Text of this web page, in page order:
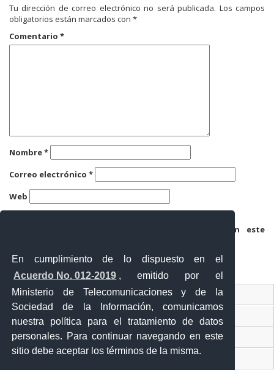
En cumplimiento de lo dispuesto en el
Acuerdo No. 012-2019 , emitido por el
Ministerio de Telecomunicaciones y de la
Sociedad de la Información, comunicamos
nuestra política para el tratamiento de datos
personales. Para continuar navegando en este
sitio debe aceptar los términos de la misma.
Tu dirección de correo electrónico no será publicada. Los campos
obligatorios están marcados con *
Comentario *
Nombre*
Correo electrónico *
Web
Guarda mi nombre, correo electrónico y web en este
Ventanilla Única Virtual
Ventanilla Única de Comercio Exterior
Gobierno Abierto